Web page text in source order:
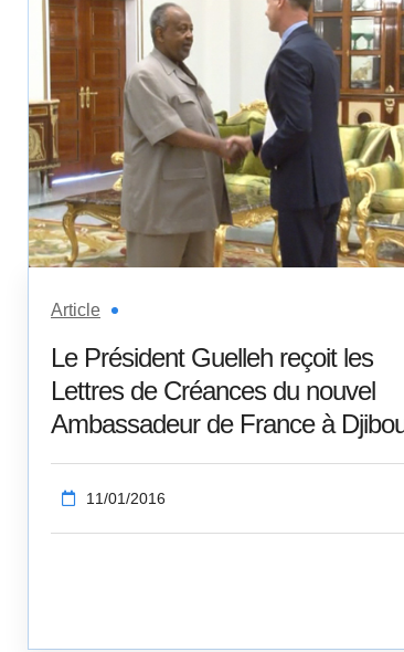
Article
Le Président Guelleh reçoit les
Lettres de Créances du nouvel
Ambassadeur de France à
11/01/2016